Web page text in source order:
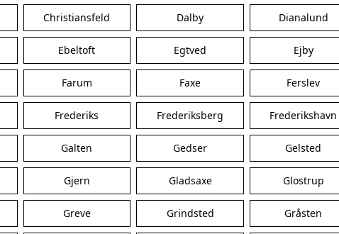
Christiansfeld Dalby Dianalund
Ebeltoft Egtved Ejby
Farum Faxe Ferslev
Frederiks Frederiksberg Frederikshavn
Galten Gedser Gelsted
Gjern Gladsaxe Glostrup
Greve Grindsted Gråsten